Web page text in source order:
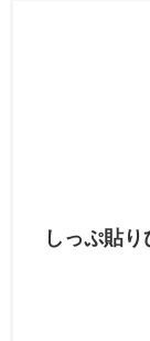
しっぷ貼